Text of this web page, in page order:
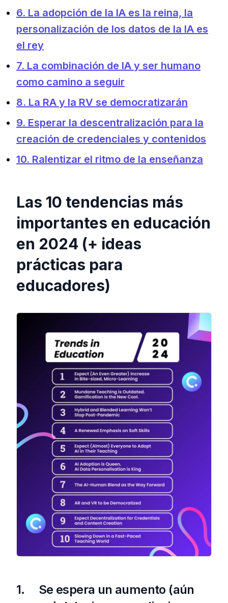
6. La adopción de la IA es la reina, la
personalización de los datos de la IA es
el rey
7. La combinación de IA y ser humano
como camino a seguir
8. La RA y la RV se democratizarán
9. Esperar la descentralización para la
creación de credenciales y contenidos
10. Ralentizar el ritmo de la enseñanza
Las 10 tendencias más
importantes en educación
en 2024 (+ ideas
prácticas para
educadores)
1. Se espera un aumento (aún